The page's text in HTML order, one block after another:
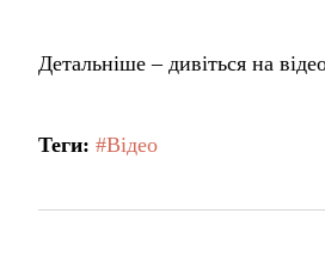
Детальніше – дивіться на
Теги: #Відео